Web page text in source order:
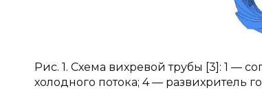
Рис. 1. Схема вихревой трубы [3]: 1 —
холодного потока; 4 — развихритель